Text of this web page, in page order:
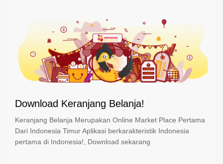
Download Keranjang Belanja!
Keranjang Belanja Merupakan Online Market Place Pertama
Dari Indonesia Timur Aplikasi berkarakteristik Indonesia
pertama di Indonesia!, Download sekarang